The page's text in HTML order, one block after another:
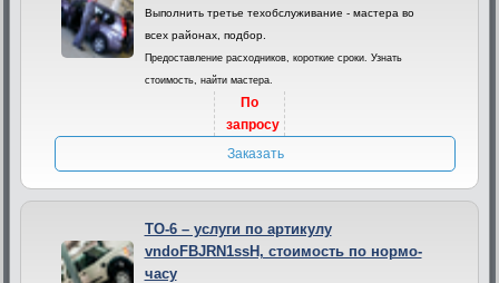
Выполнить третье техобслуживание - мастера во
всех районах, подбор.
Предоставление расходников, короткие сроки. Узнать
стоимость, найти мастера.
По
запросу
Заказать
ТО-6 – услуги по артикулу
vndoFBJRN1ssH, стоимость по нормо-
часу